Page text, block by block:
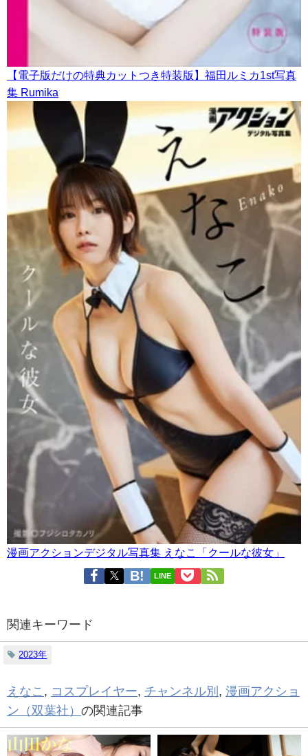
【電子版だけの特典カットつき特装版】福田ルミカ1st写真
集 Rumika
漫画アクションデジタル写真集 えなこ「クールな彼女」
LINE
関連キーワード
2023年
えなこ , コスプレイヤー, チャンネル別 , 漫画アクショ
ン（双葉社） の関連記事